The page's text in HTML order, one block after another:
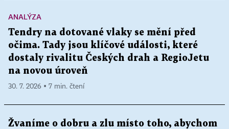
ANALÝZA
Tendry na dotované vlaky se mění před
očima. Tady jsou klíčové události, které
dostaly rivalitu Českých drah a RegioJetu
na novou úroveň
30. 7. 2026 ▪ 7 min. čtení
Žvaníme o dobru a zlu místo toho, abychom